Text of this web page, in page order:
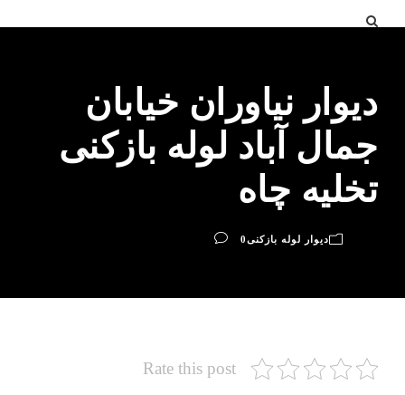
دیوار نیاوران خیابان
جمال آباد لوله بازکنی
تخلیه چاه
دیوار لوله بازکنی0
Rate this post